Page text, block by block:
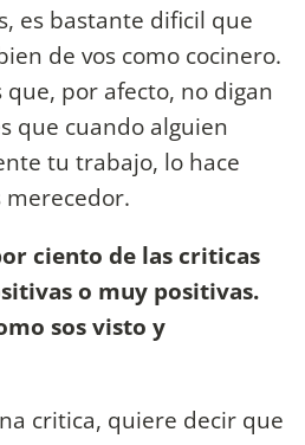
es bastante dificil que
de vos como cocinero.
por afecto, no digan
que cuando alguien
tu trabajo, lo hace
ciento de las criticas
o muy positivas.
sos visto y
critica, quiere decir que